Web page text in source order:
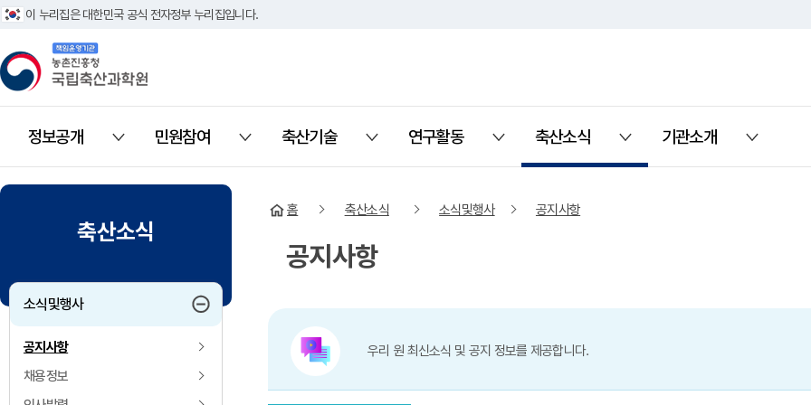
이 누리집은 대한민국 공식 전자정부 누리집입니다.
책임운영기관 농촌진흥청 국립축산과학원
정보공개
열기
민원참여
열기
축산기술
열기
연구활동
열기
축산소식
열기
기관소개
열기
축산소식
소식및행사하위메뉴 접기
공지사항
채용정보
홈 축산소식 소식및행사 공지사항
공지사항
우리 원 최신소식 및 공지 정보를 제공합니다.